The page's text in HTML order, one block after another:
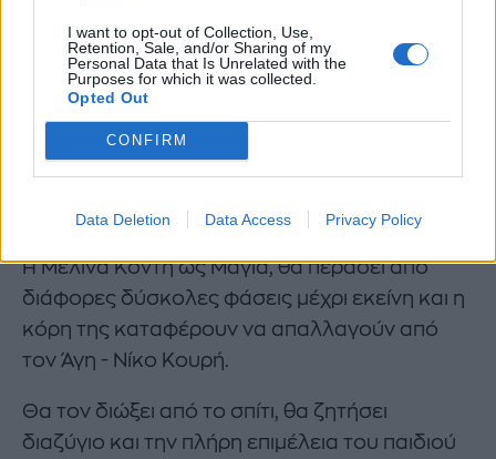
I want to opt-out of Collection, Use,
Retention, Sale, and/or Sharing of my
Personal Data that Is Unrelated with the
Purposes for which it was collected.
Opted Out
CONFIRM
Data Deletion Data Access Privacy Policy
Στο φινάλε θα ζήσουμε την πορεία προς το
τέλος για τον Νίκο Κουρή ως Άγη που θα
πληρώσει τις παρανομίες και γενικότερα τις
υπάρξει μία νέα και καλύτερη ζωή.
Η Μελίνα Κόντη ως Μάγια, θα περάσει από
διάφορες δύσκολες φάσεις μέχρι εκείνη και η
κόρη της καταφέρουν να απαλλαγούν από
τον Άγη - Νίκο Κουρή.
Θα τον διώξει από το σπίτι, θα ζητήσει
διαζύγιο και την πλήρη επιμέλεια του παιδιού